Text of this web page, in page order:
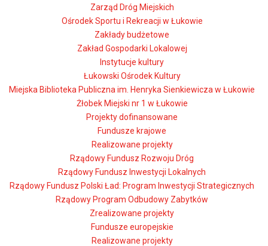
Zarząd Dróg Miejskich
Ośrodek Sportu i Rekreacji w Łukowie
Zakłady budżetowe
Zakład Gospodarki Lokalowej
Instytucje kultury
Łukowski Ośrodek Kultury
Miejska Biblioteka Publiczna im. Henryka Sienkiewicza w Łukowie
Żłobek Miejski nr 1 w Łukowie
Projekty dofinansowane
Fundusze krajowe
Realizowane projekty
Rządowy Fundusz Rozwoju Dróg
Rządowy Fundusz Inwestycji Lokalnych
Rządowy Fundusz Polski Ład: Program Inwestycji Strategicznych
Rządowy Program Odbudowy Zabytków
Zrealizowane projekty
Fundusze europejskie
Realizowane projekty